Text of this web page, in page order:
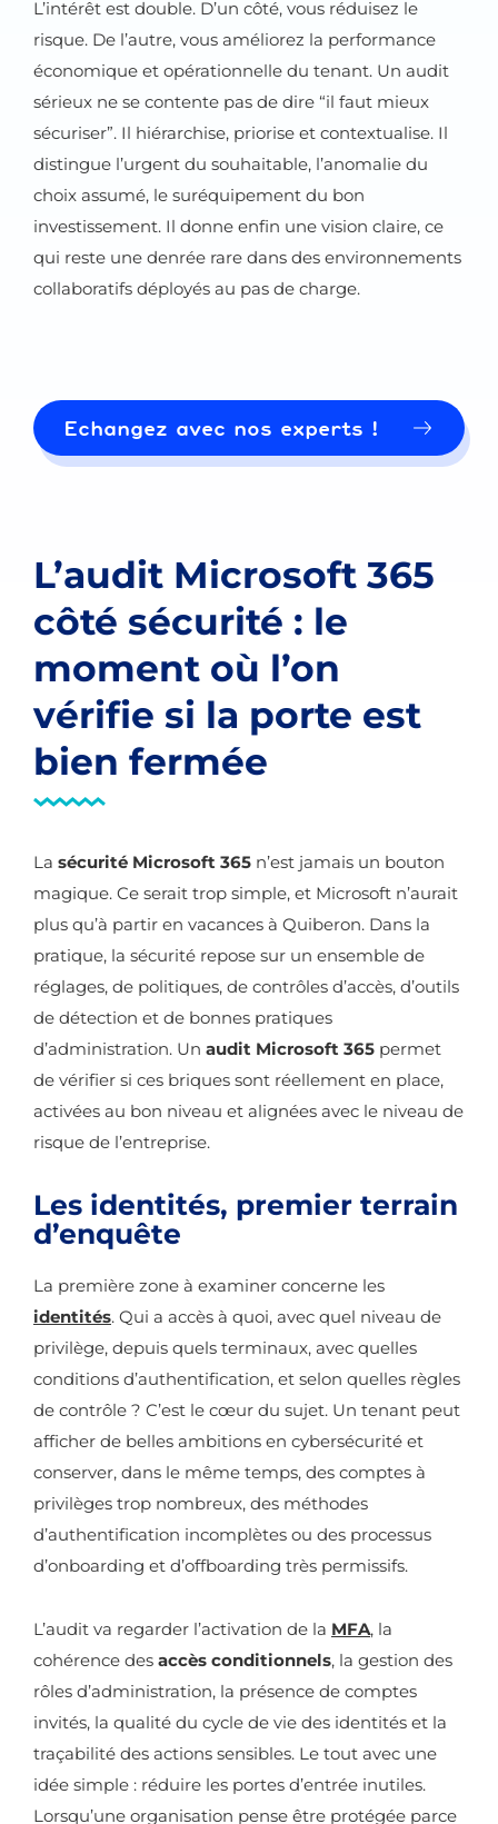
L’intérêt est double. D’un côté, vous réduisez le
risque. De l’autre, vous améliorez la performance
économique et opérationnelle du tenant. Un audit
sérieux ne se contente pas de dire “il faut mieux
sécuriser”. Il hiérarchise, priorise et contextualise. Il
distingue l’urgent du souhaitable, l’anomalie du
choix assumé, le suréquipement du bon
investissement. Il donne enfin une vision claire, ce
qui reste une denrée rare dans des environnements
collaboratifs déployés au pas de charge.
Echangez avec nos experts !
L’audit Microsoft 365
côté sécurité : le
moment où l’on
vérifie si la porte est
bien fermée
La sécurité Microsoft 365 n’est jamais un bouton
magique. Ce serait trop simple, et Microsoft n’aurait
plus qu’à partir en vacances à Quiberon. Dans la
pratique, la sécurité repose sur un ensemble de
réglages, de politiques, de contrôles d’accès, d’outils
de détection et de bonnes pratiques
d’administration. Un audit Microsoft 365 permet
de vérifier si ces briques sont réellement en place,
activées au bon niveau et alignées avec le niveau de
risque de l’entreprise.
Les identités, premier terrain
d’enquête
La première zone à examiner concerne les
identités. Qui a accès à quoi, avec quel niveau de
privilège, depuis quels terminaux, avec quelles
conditions d’authentification, et selon quelles règles
de contrôle ? C’est le cœur du sujet. Un tenant peut
afficher de belles ambitions en cybersécurité et
conserver, dans le même temps, des comptes à
privilèges trop nombreux, des méthodes
d’authentification incomplètes ou des processus
d’onboarding et d’offboarding très permissifs.
L’audit va regarder l’activation de la MFA, la
cohérence des accès conditionnels, la gestion des
rôles d’administration, la présence de comptes
invités, la qualité du cycle de vie des identités et la
traçabilité des actions sensibles. Le tout avec une
idée simple : réduire les portes d’entrée inutiles.
Lorsqu’une organisation pense être protégée parce